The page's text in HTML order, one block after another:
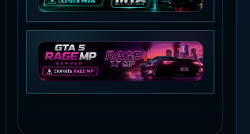
MTA:SA SERVER
СКАЧАТЬ MTA